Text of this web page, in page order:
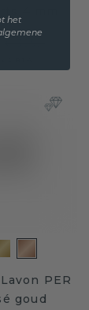
PER
goud
het